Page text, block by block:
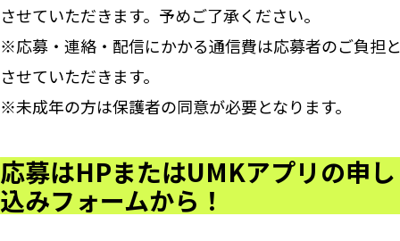
させていただきます。予めご了承ください。
※応募・連絡・配信にかかる通信費は応募者のご負担と
させていただきます。
※未成年の方は保護者の同意が必要となります。
応募はHPまたはUMKアプリの申し
込みフォームから！